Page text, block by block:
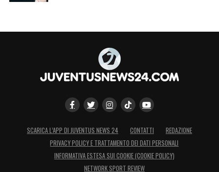
SCARICA L’APP DI JUVENTUS NEWS 24 CONTATTI
REDAZIONE
PRIVACY POLICY E TRATTAMENTO DEI DATI PERSONALI
INFORMATIVA ESTESA SUI COOKIE (COOKIE POLICY)
NETWORK SPORT REVIEW